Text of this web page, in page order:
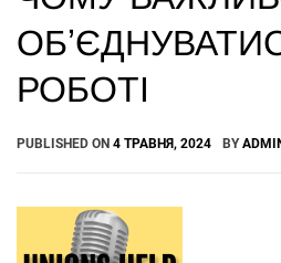
РОБОТІ
PUBLISHED ON 4 ТРАВНЯ, 2024 BY